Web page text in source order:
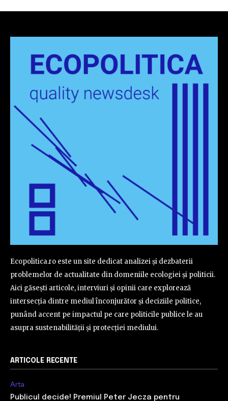
Ecopolitica.ro este un site dedicat analizei și dezbaterii
problemelor de actualitate din domeniile ecologiei și politicii.
Aici găsești articole, interviuri și opinii care explorează
intersecția dintre mediul înconjurător și deciziile politice,
punând accent pe impactul pe care politicile publice le au
asupra sustenabilității și protecției mediului.
ARTICOLE RECENTE
Arta
Publicul decide! Premiul Peter Jecza pentru